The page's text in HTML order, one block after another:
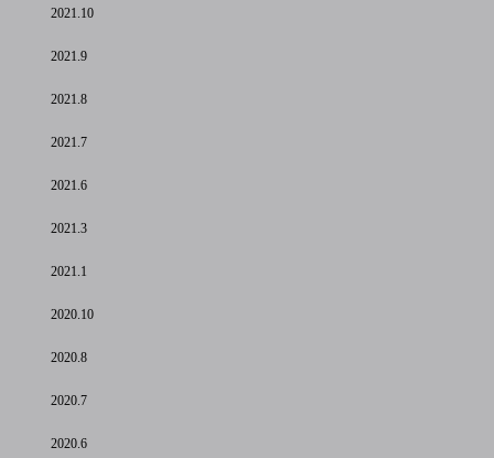
2021.10
2021.9
2021.8
2021.7
2021.6
2021.3
2021.1
2020.10
2020.8
2020.7
2020.6